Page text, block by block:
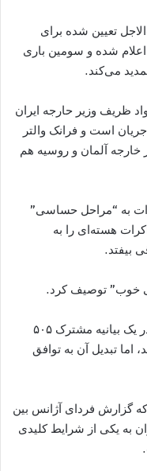
تعیین شده برای
شده و سومین باری
می‌کند.
ظریف وزیر حارجه ایران
است و فرانک والتر
خارجه آلمان و روسیه هم
به “مراحل حساسی”
هسته‌ای را به
بیفتد.
خوب” توصیف کرد.
ایران و ۱+۵ در ماه آوریل (۱۳ فروردین) در یک بیانیه مشترک ۵۰۵
اما تبدیل آن به توافق
گزارش فردای آژانس بین
به یکی از شرایط کلیدی